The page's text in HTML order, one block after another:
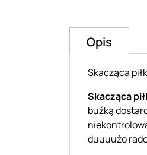
Opis
Skacząca
Skacząca
buźką
duuuużo